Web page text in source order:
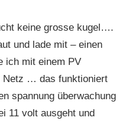
keine grosse kugel….
und lade mit – einen
ich mit einem PV
Netz … das funktioniert
spannung überwachung
11 volt ausgeht und